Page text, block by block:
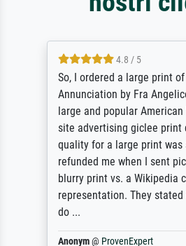
4.8 / 5
So, I ordered a large print of
Annunciation by Fra
large and popular
site advertising giclee print
quality for a large print was
refunded me when I sent
blurry print vs. a Wikipedia
representation. They
do ...
Anonym@ ProvenExpert